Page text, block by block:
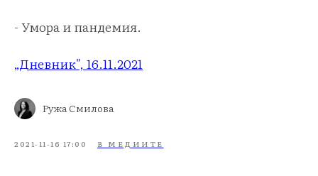
- Умора и пандемия.
„Дневник", 16.11.2021
Ружа Смилова
2021-11-16 17:00 В МЕДИИТЕ